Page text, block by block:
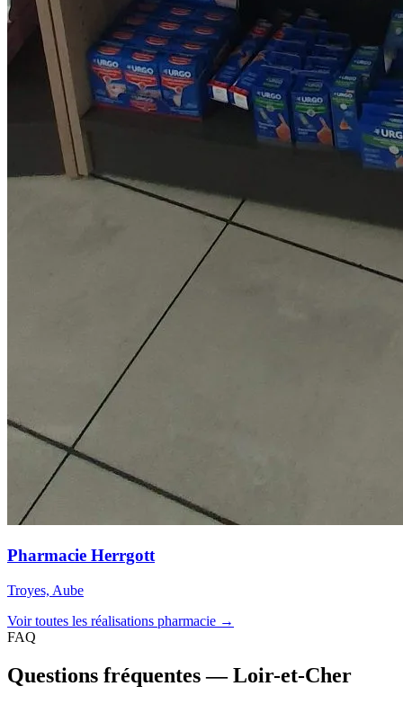
Pharmacie Herrgott
Troyes, Aube
Voir toutes les réalisations pharmacie →
FAQ
Questions fréquentes — Loir-et-Cher